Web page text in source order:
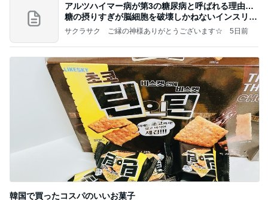
アルツハイマー病が第3の糖尿病と呼ばれる理由…
糖の摂りすぎが脳細胞を破壊しかねないインスリン
の恐
サクラサク ご縁の神様ありがとうございます☆ 5日前
韓国で買ったコスパのいいお菓子